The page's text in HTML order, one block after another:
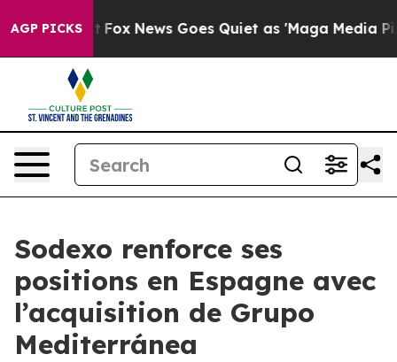
AGP PICKS
Exist Fox News Goes Quiet as 'Maga Media
Sodexo renforce ses
positions en Espagne avec
l’acquisition de Grupo
Mediterránea